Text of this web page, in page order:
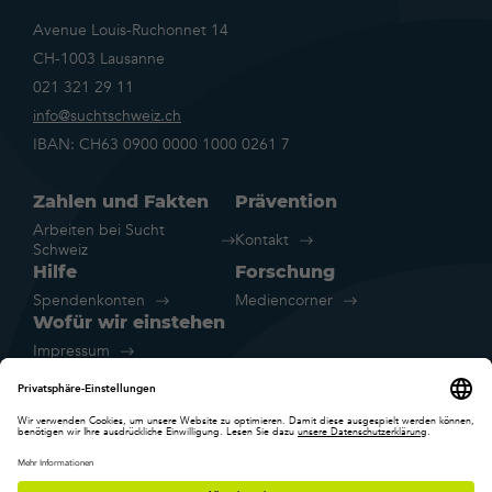
Avenue Louis-Ruchonnet 14
CH-1003 Lausanne
021 321 29 11
info@suchtschweiz.ch
IBAN: CH63 0900 0000 1000 0261 7
Zahlen und Fakten
Arbeiten bei Sucht
Schweiz
Prävention
Kontakt
Hilfe
Spendenkonten
Forschung
Mediencorner
Wofür wir einstehen
Impressum